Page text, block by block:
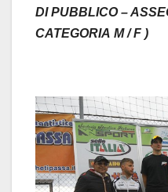
DI PUBBLICO–
CATEGORIA M / F )